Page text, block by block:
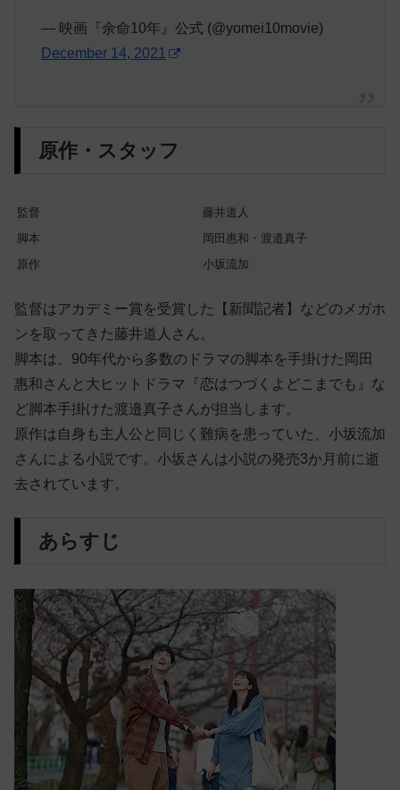
— 映画『余命10年』公式 (@yomei10movie)
December 14, 2021
原作・スタッフ
監督
藤井道人
脚本
岡田惠和・渡邉真子
原作
小坂流加
監督はアカデミー賞を受賞した【新聞記者】などのメガホ
ンを取ってきた藤井道人さん。
脚本は、90年代から多数のドラマの脚本を手掛けた岡田
惠和さんと大ヒットドラマ『恋はつづくよどこまでも』な
ど脚本手掛けた渡邉真子さんが担当します。
原作は自身も主人公と同じく難病を患っていた、小坂流加
さんによる小説です。小坂さんは小説の発売3か月前に逝
去されています。
あらすじ